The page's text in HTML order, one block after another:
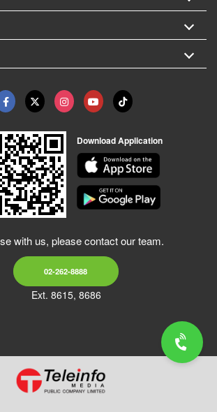
Download Application
with us, please contact our team.
02-262-8888
Ext. 8615, 8686